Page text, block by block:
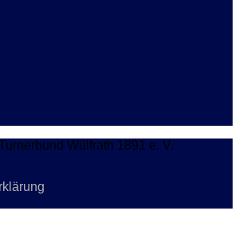
Wülfrath 1891 e. V.